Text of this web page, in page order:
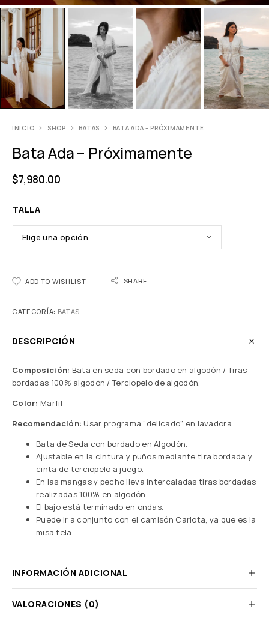
INICIO SHOP BATAS BATA ADA – PRÓXIMAMENTE
Bata Ada – Próximamente
$7,980.00
TALLA
ADD TO WISHLIST SHARE
CATEGORÍA: BATAS
DESCRIPCIÓN
Composición: Bata en seda con bordado en algodón / Tiras
bordadas 100% algodón / Terciopelo de algodón.
Color: Marfil
Recomendación: Usar programa “delicado” en lavadora
Bata de Seda con bordado en Algodón.
Ajustable en la cintura y puños mediante tira bordada y
cinta de terciopelo a juego.
En las mangas y pecho lleva intercaladas tiras bordadas
realizadas 100% en algodón.
El bajo está terminado en ondas.
Puede ir a conjunto con el camisón Carlota, ya que es la
misa tela.
INFORMACIÓN ADICIONAL
VALORACIONES (0)